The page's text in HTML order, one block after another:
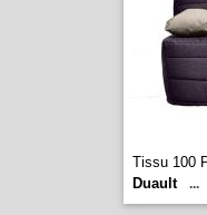
Tissu 100
Duault
...